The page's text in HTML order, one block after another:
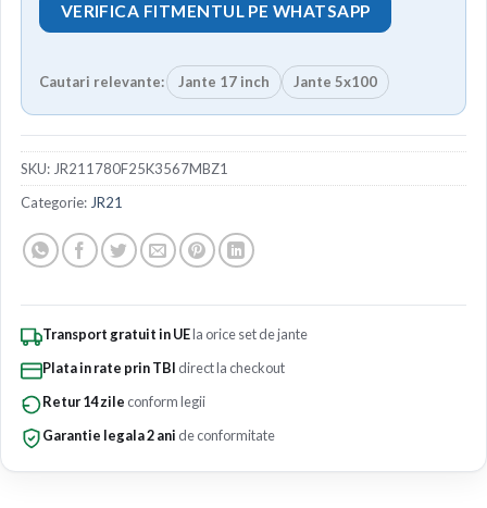
VERIFICA FITMENTUL PE WHATSAPP
Cautari relevante: Jante 17 inch Jante 5x100
SKU: JR211780F25K3567MBZ1
Categorie: JR21
Transport gratuit in UEla orice set de jante
Plata in rate prin TBI direct la checkout
Retur 14 zile conform legii
Garantie legala 2 ani de conformitate